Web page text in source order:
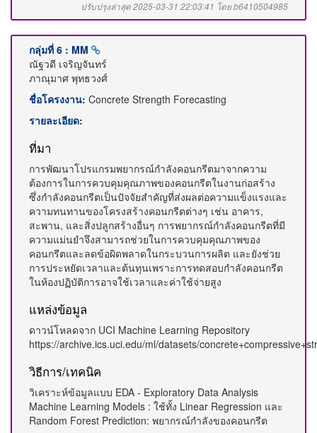
ปรับปรุงล่าสุด 2025-03-31 22:03:41 โดย b6410504985
กลุ่มที่ 6 : MM
ณัฐวดี เจริญจันทร์
ภาณุมาศ พุทธวงศ์
ชื่อโครงงาน: Concrete Strength Forecasting
รายละเอียด:
ที่มา
การพัฒนาโปรแกรมพยากรณ์กำลังคอนกรีตมาจากความ
ต้องการในการควบคุมคุณภาพของคอนกรีตในงานก่อสร้าง
ซึ่งกำลังคอนกรีตเป็นปัจจัยสำคัญที่ส่งผลต่อความแข็งแรงและ
ความทนทานของโครงสร้างคอนกรีตต่างๆ เช่น อาคาร,
สะพาน, และสิ่งปลูกสร้างอื่นๆ การพยากรณ์กำลังคอนกรีตที่มี
ความแม่นยำจึงสามารถช่วยในการควบคุมคุณภาพของ
คอนกรีตและลดข้อผิดพลาดในกระบวนการผลิต และยังช่วย
การประหยัดเวลาและต้นทุนเพราะการทดสอบกำลังคอนกรีต
ในห้องปฏิบัติการอาจใช้เวลาและค่าใช้จ่ายสูง
แหล่งข้อมูล
ดาวน์โหลดจาก UCI Machine Learning Repository
https://archive.ics.uci.edu/ml/datasets/
วิธีการ/เทคนิค
วิเคราะห์ข้อมูลแบบ EDA - Exploratory Data Analysis
Machine Learning Models : ใช้ทั้ง Linear Regression และ
Random Forest Prediction: พยากรณ์กำลังของคอนกรีต